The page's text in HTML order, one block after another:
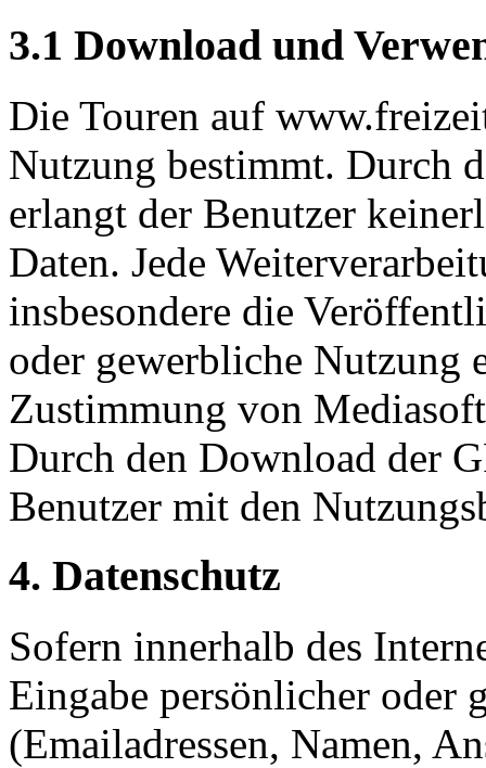
3.1 Download und
Die Touren auf
Nutzung bestimmt. Durch
erlangt der Benutzer
Daten. Jede
insbesondere die
oder gewerbliche Nutzung
Zustimmung von
Durch den Download der
Benutzer mit den
4. Datenschutz
Sofern innerhalb des
Eingabe persönlicher oder
(Emailadressen, Namen,